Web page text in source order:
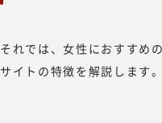
それでは、女性におすすめ
サイトの特徴を解説します